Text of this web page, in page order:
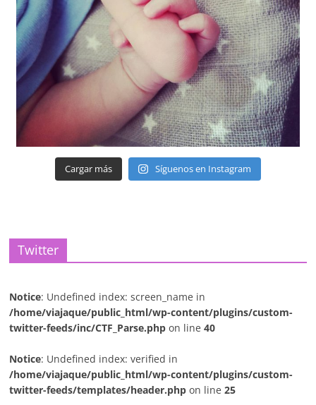
Cargar más Síguenos en Instagram
Twitter
Notice: Undefined index: screen_name in
/home/viajaque/public_html/wp-content/plugins/custom-
twitter-feeds/inc/CTF_Parse.php on line40
Notice: Undefined index: verified in
/home/viajaque/public_html/wp-content/plugins/custom-
twitter-feeds/templates/header.php on line25